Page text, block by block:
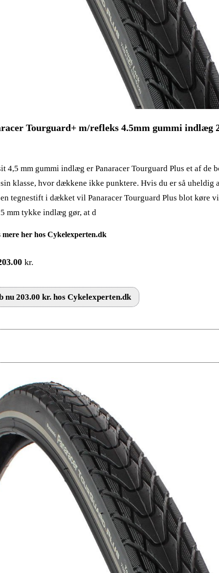
Tourguard+ m/refleks 4.5mm gummi indlæg
4,5 mm gummi indlæg er Panaracer Tourguard Plus et af de
klasse, hvor dækkene ikke punktere. Hvis du er så uheldig
tegnestift i dækket vil Panaracer Tourguard Plus blot køre
mm tykke indlæg gør, at d
her hos Cykelexperten.dk
kr.
nu 203.00 kr. hos Cykelexperten.dk